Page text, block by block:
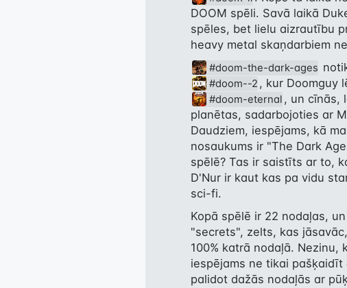
DOOM spēli. Savā laikā
spēles, bet lielu aizrautību
heavy metal skaņdarbiem
#doom-the-dark-ages
#doom--2 , kur Doomguy
#doom-eternal , un cīnās,
planētas, sadarbojoties ar
Daudziem, iespējams, kā
nosaukums ir "The Dark
spēlē? Tas ir saistīts ar to,
D'Nur ir kaut kas pa vidu
sci-fi.
Kopā spēlē ir 22 nodaļas,
"secrets", zelts, kas
100% katrā nodaļā. Nezinu,
iespējams ne tikai
palidot dažās nodaļās ar